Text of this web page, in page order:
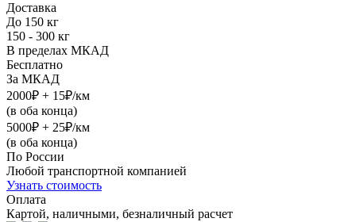
Доставка
До 150 кг
150 - 300 кг
В пределах МКАД
Бесплатно
За МКАД
2000₽ + 15₽/км
(в оба конца)
5000₽ + 25₽/км
(в оба конца)
По России
Любой транспортной компанией
Узнать стоимость
Оплата
Картой, наличными, безналичный расчет